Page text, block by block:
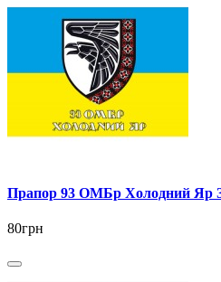
Прапор 93 ОМБр Холодний Яр
80грн